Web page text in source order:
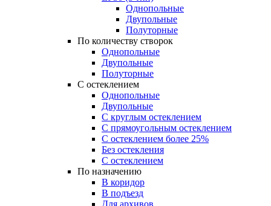
Однопольные
Двупольные
Полуторные
По количеству створок
Однопольные
Двупольные
Полуторные
С остеклением
Однопольные
Двупольные
С круглым остеклением
С прямоугольным остеклением
С остеклением более 25%
Без остекления
С остеклением
По назначению
В коридор
В подъезд
Для архивов